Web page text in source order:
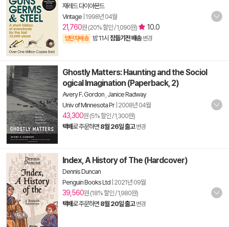
재레드 다이아몬드
Vintage 1998년 04월
21,760원 (20% 할인 / 1,090원) 10.0
양탄자배송 밤 11시 잠들기전 배송 변경
Ghostly Matters: Haunting and the Sociol
ogical Imagination (Paperback, 2)
Avery F. Gordon Janice Radway
Univ of Minnesota Pr| 2008년 04월
43,300원 (5% 할인 / 1,300원)
택배로 주문하면 8월 26일 출고 변경
Index, A History of The (Hardcover)
Dennis Duncan
Penguin Books Ltd 2021년 09월
39,560원 (18% 할인 / 1,980원)
택배로 주문하면 8월 20일 출고 변경